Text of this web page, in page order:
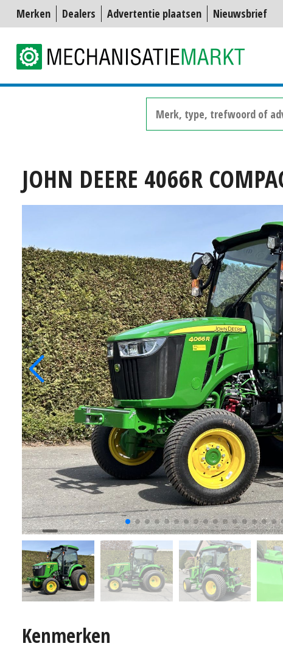
Merken Dealers Advertentie plaatsen Nieuwsbrief
JOHN DEERE 4066R
Kenmerken